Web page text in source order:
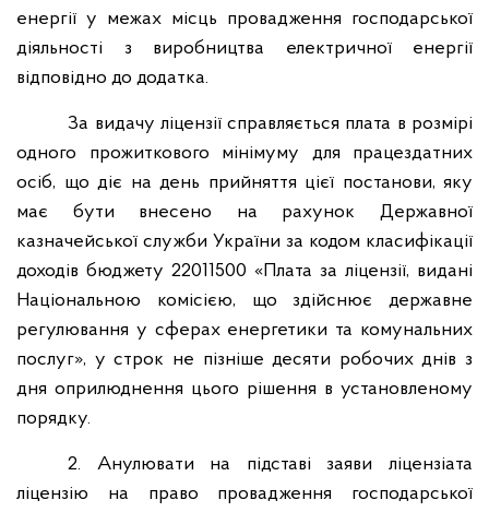
енергії у межах місць провадження господарської
діяльності з виробництва електричної енергії
відповідно до додатка.
За видачу ліцензії справляється плата в розмірі
одного прожиткового мінімуму для працездатних
осіб, що діє на день прийняття цієї постанови, яку
має бути внесено на рахунок Державної
казначейської служби України за кодом класифікації
доходів бюджету 22011500 «Плата за ліцензії, видані
Національною комісією, що здійснює державне
регулювання у сферах енергетики та комунальних
послуг», у строк не пізніше десяти робочих днів з
дня оприлюднення цього рішення в установленому
порядку.
2. Анулювати на підставі заяви ліцензіата
ліцензію на право провадження господарської